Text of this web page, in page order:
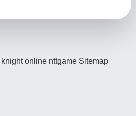
knight online nttgame Sitemap